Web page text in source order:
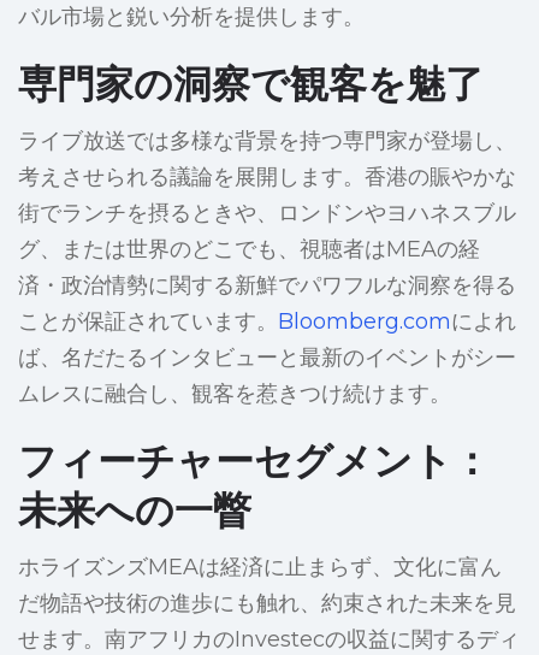
バル市場と鋭い分析を提供します。
専門家の洞察で観客を魅了
ライブ放送では多様な背景を持つ専門家が登場し、
考えさせられる議論を展開します。香港の賑やかな
街でランチを摂るときや、ロンドンやヨハネスブル
グ、または世界のどこでも、視聴者はMEAの経
済・政治情勢に関する新鮮でパワフルな洞察を得る
ことが保証されています。 Bloomberg.comによれ
ば、名だたるインタビューと最新のイベントがシー
ムレスに融合し、観客を惹きつけ続けます。
フィーチャーセグメント：
未来への一瞥
ホライズンズMEAは経済に止まらず、文化に富ん
だ物語や技術の進歩にも触れ、約束された未来を見
せます。南アフリカのInvestecの収益に関するディ